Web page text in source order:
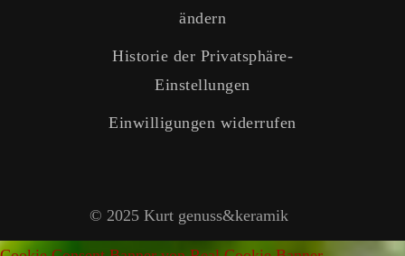
ändern
Historie der Privatsphäre-
Einstellungen
Einwilligungen widerrufen
© 2025 Kurt genuss&keramik